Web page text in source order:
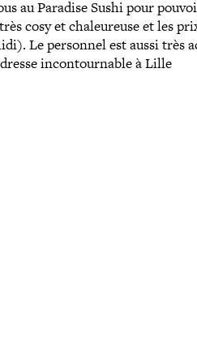
au Paradise Sushi pour
cosy et cha­leu­reuse et les
Le personnel est aussi
incon­tour­nable à Lille